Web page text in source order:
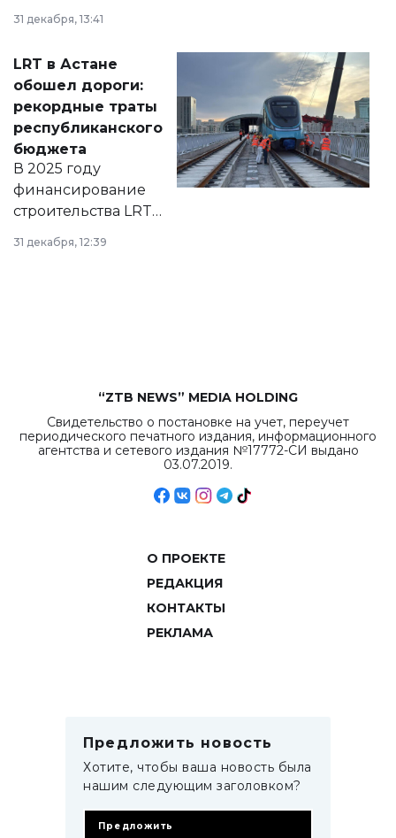
города на 2026–
2028 годы.
документ
появился в базе
нормативных
правовых актов и
на сайте маслихат
города.
31 декабря, 13:41
LRT в Астане
обошел дороги:
рекордные траты
республиканского
бюджета
В 2025 году
финансирование
строительства LRT
в Астане из
республиканского
31 декабря, 12:39
“ZTB NEWS” MEDIA HOLDING
Свидетельство о постановке на учет, переучет
периодического печатного издания, информационного
агентства и сетевого издания №17772-СИ выдано
03.07.2019.
О ПРОЕКТЕ
РЕДАКЦИЯ
КОНТАКТЫ
РЕКЛАМА
Предложить новость
Хотите, чтобы ваша новость была
нашим следующим заголовком?
Предложить